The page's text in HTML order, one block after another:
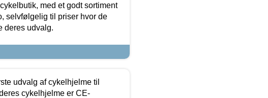
med et godt sortiment
selvfølgelig til priser hvor de
deres udvalg.
udvalg af cykelhjelme til
cykelhjelme er CE-